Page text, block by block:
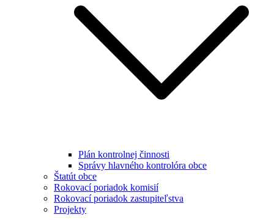
Plán kontrolnej činnosti
Správy hlavného kontrolóra obce
Štatút obce
Rokovací poriadok komisií
Rokovací poriadok zastupiteľstva
Projekty